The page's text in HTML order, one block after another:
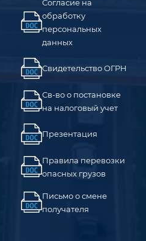
Согласие на
обработку
персональных
данных
Свидетельство ОГРН
Св-во о постановке
на налоговый учет
Презентация
Правила перевозки
опасных грузов
Письмо о смене
получателя